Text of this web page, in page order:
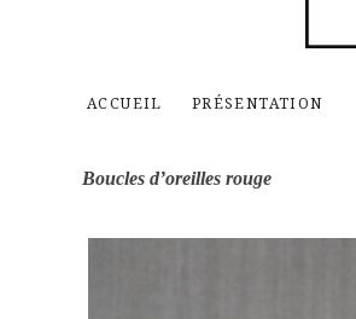
ACCUEIL PRÉSENTATION
Boucles d’oreilles rouge